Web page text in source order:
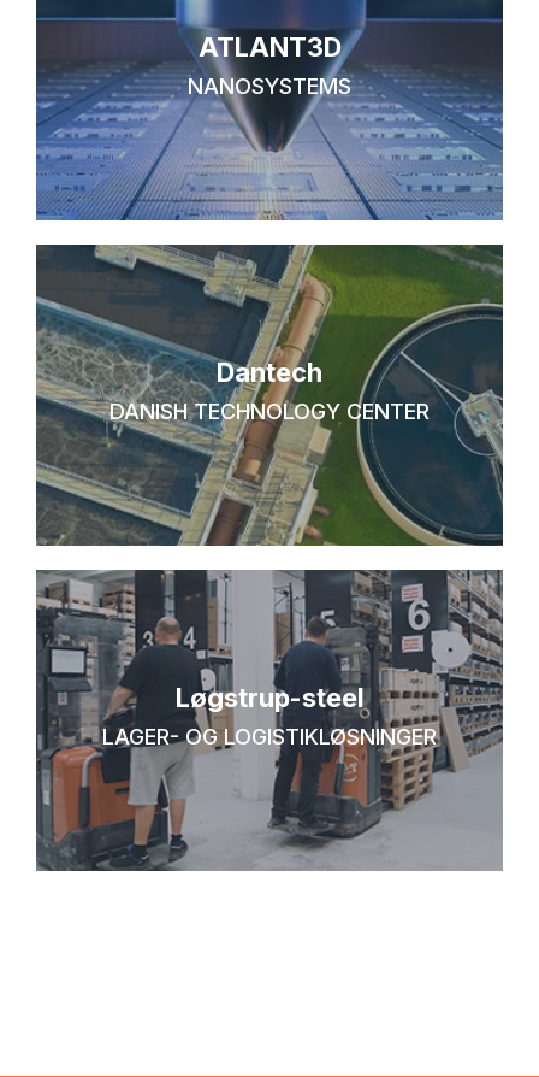
ATLANT3D
NANOSYSTEMS
Dantech
DANISH TECHNOLOGY CENTER
Løgstrup-steel
LAGER- OG LOGISTIKLØSNINGER